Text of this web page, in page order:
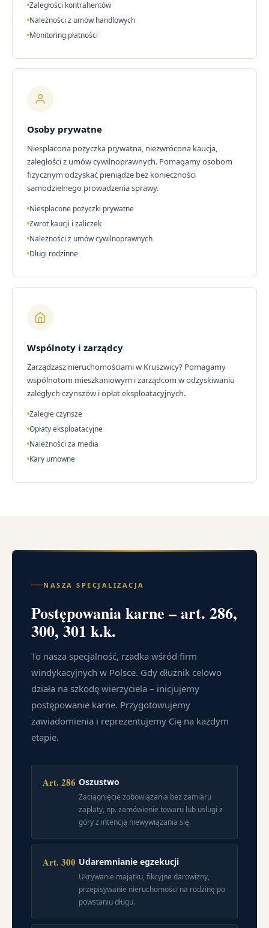
Zaległości kontrahentów
Należności z umów handlowych
Monitoring płatności
Osoby prywatne
Niespłacona pożyczka prywatna, niezwrócona kaucja,
zaległości z umów cywilnoprawnych. Pomagamy osobom
fizycznym odzyskać pieniądze bez konieczności
samodzielnego prowadzenia sprawy.
Niespłacone pożyczki prywatne
Zwrot kaucji i zaliczek
Należności z umów cywilnoprawnych
Długi rodzinne
Wspólnoty i zarządcy
Zarządzasz nieruchomościami w Kruszwicy? Pomagamy
wspólnotom mieszkaniowym i zarządcom w odzyskiwaniu
zaległych czynszów i opłat eksploatacyjnych.
Zaległe czynsze
Opłaty eksploatacyjne
Należności za media
Kary umowne
NASZA SPECJALIZACJA
Postępowania karne – art. 286,
300, 301 k.k.
To nasza specjalność, rzadka wśród firm
windykacyjnych w Polsce. Gdy dłużnik celowo
działa na szkodę wierzyciela – inicjujemy
postępowanie karne. Przygotowujemy
zawiadomienia i reprezentujemy Cię na każdym
etapie.
Art. 286 Oszustwo
Zaciągnięcie zobowiązania bez zamiaru
zapłaty, np. zamówienie towaru lub usługi z
góry z intencją niewywiązania się.
Art. 300 Udaremnianie egzekucji
Ukrywanie majątku, fikcyjne darowizny,
przepisywanie nieruchomości na rodzinę po
powstaniu długu.